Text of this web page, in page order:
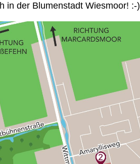
in der Blumenstadt Wiesmoor! :-)